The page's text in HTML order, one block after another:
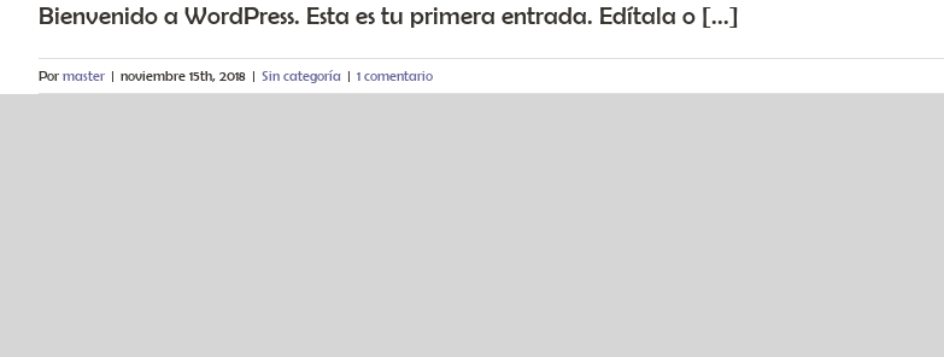
Bienvenido a WordPress. Esta es tu primera entrada. Edítala o [...]
Por master | noviembre 15th, 2018 | Sin categoría | 1 comentario